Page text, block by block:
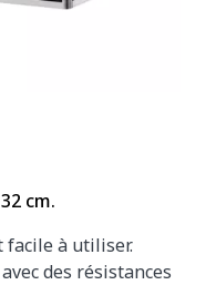
cm.
facile à utiliser.
des résistances